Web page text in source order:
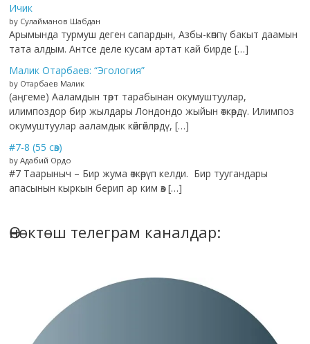
Ичик
by Сулайманов Шабдан
Арымында турмуш деген сапардын, Азбы-көппү бакыт даамын
тата алдым. Антсе деле кусам артат кай бирде […]
Малик Отарбаев: “Эгология”
by Отарбаев Малик
(аңгеме) Ааламдын төрт тарабынан окумуштуулар,
илимпоздор бир жылдары Лондондо жыйын өткөрдү. Илимпоз
окумуштуулар ааламдык көйгөйлөрдү, […]
#7-8 (55 сөз)
by Адабий Ордо
#7 Таарыныч – Бир жума өткөрүп келди. Бир туугандары
апасынын кыркын берип ар ким өз […]
Өнөктөш телеграм каналдар: